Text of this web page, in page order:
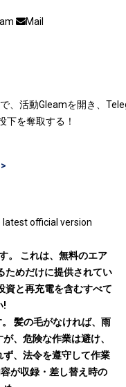
Mail
、活動Gleamを開き、
下を奪取する！
official version
。 これは、無料のエア
ためだけに提供されてい
資と再充電を含むすべて
!
髪の毛がなければ、雨
、危険な作業は避け、
、法令を遵守して作業
が収録・差し替え時の